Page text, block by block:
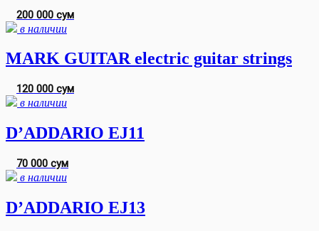
200 000 сум
в наличии
MARK GUITAR electric guitar strings
120 000 сум
в наличии
D’ADDARIO EJ11
70 000 сум
в наличии
D’ADDARIO EJ13